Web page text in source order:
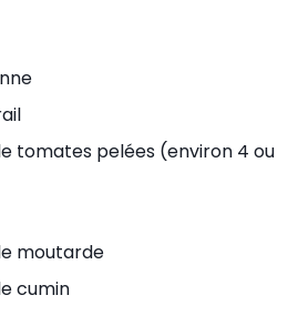
tomates pelées (environ 4 ou
moutarde
cumin